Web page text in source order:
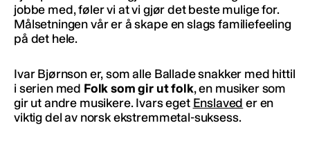
jobbe med, føler vi at vi gjør det beste mulige for.
Målsetningen vår er å skape en slags familiefeeling
på det hele.
Ivar Bjørnson er, som alle Ballade snakker med hittil
i serien med Folk som gir ut folk, en musiker som
gir ut andre musikere. Ivars eget Enslaved er en
viktig del av norsk ekstremmetal-suksess.